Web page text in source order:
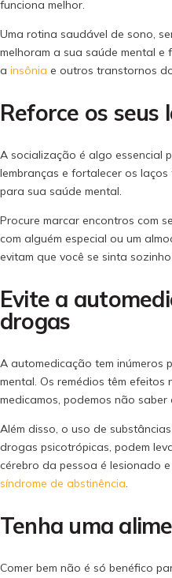
funciona melhor.
Uma rotina saudável de sono,
melhoram a sua saúde mental e
a insônia e outros transtornos
Reforce os seus
A socialização é algo essencial
lembranças e fortalecer os
para sua saúde mental.
Procure marcar encontros com
com alguém especial ou um
evitam que você se sinta
Evite a
drogas
A automedicação tem inúmeros
mental. Os remédios têm efeitos
medicamos, podemos não saber
Além disso, o uso de
drogas psicotrópicas, podem
cérebro da pessoa é lesionado
síndrome de abstinência.
Tenha uma
Comer bem não é só benéfico